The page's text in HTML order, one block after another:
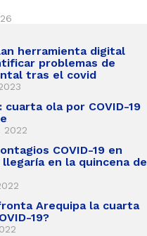
herramienta digital
problemas de
tras el covid
cuarta ola por COVID-19
2022
COVID-19 en
en la quincena de
Arequipa la cuarta
19?